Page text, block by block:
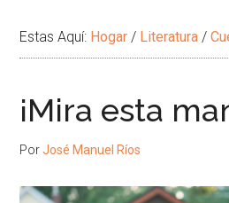
Estas Aquí: Hogar / Literatura /
¡Mira esta
PorJosé Manuel Ríos